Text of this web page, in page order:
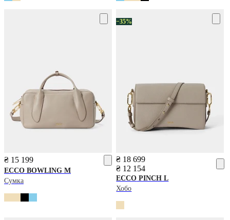
₴ 15 199
ECCO BOWLING M
Сумка
−35%
₴ 18 699
₴ 12 154
ECCO PINCH L
Хобо